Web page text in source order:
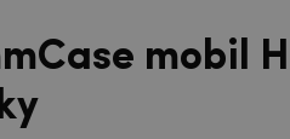
mobil